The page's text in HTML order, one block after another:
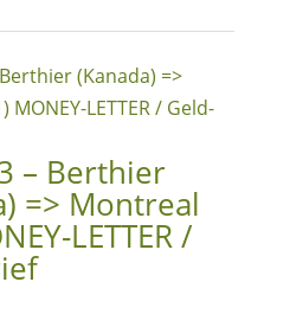
– Berthier
=> Montreal
LETTER /